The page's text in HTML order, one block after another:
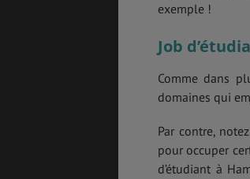
exemple !
Job
Comme dans
domaines qui
Par contre,
pour occuper
d’étudiant à